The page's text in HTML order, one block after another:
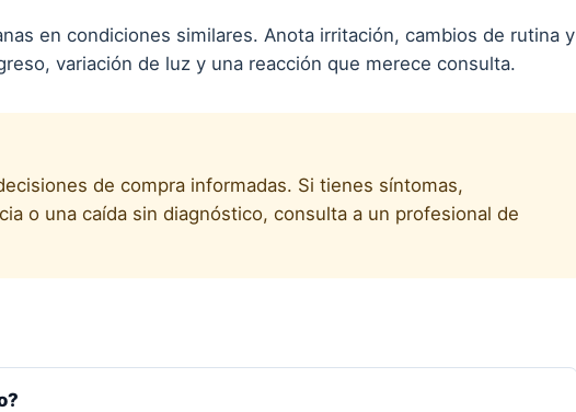
en condiciones similares. Anota irritación, cambios de rutina y
variación de luz y una reacción que merece consulta.
de compra informadas. Si tienes síntomas,
o una caída sin diagnóstico, consulta a un profesional de